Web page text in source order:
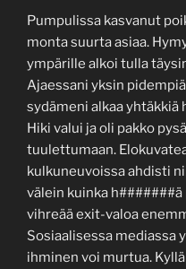
Pumpulissa kasvanut
monta suurta asiaa.
ympärille alkoi tulla
Ajaessani yksin
sydämeni alkaa yhtäkkiä
Hiki valui ja oli pakko
tuulettumaan.
kulkuneuvoissa ahdisti
välein kuinka
vihreää exit-valoa
Sosiaalisessa mediassa
ihminen voi murtua.